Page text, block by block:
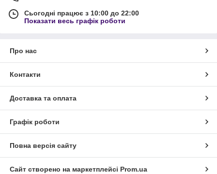
Сьогодні працює з 10:00 до 22:00
Показати весь графік роботи
Про нас
Контакти
Доставка та оплата
Графік роботи
Повна версія сайту
Сайт створено на маркетплейсі Prom.ua